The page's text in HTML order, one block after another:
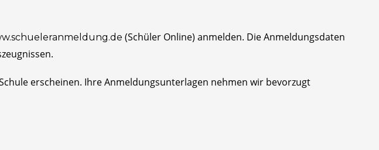
(Schüler Online) anmelden. Die Anmeldungsdaten
erscheinen. Ihre Anmeldungsunterlagen nehmen wir bevorzugt